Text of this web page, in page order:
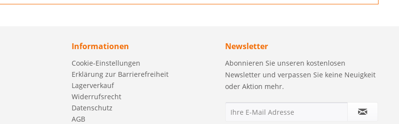
Informationen
Cookie-Einstellungen
Erklärung zur Barrierefreiheit
Lagerverkauf
Widerrufsrecht
Datenschutz
AGB
Newsletter
Abonnieren Sie unseren kostenlosen
Newsletter und verpassen Sie keine Neuigkeit
oder Aktion mehr.